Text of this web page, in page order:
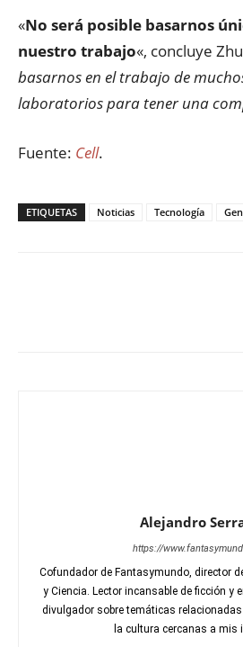
«No será posible basarnos
nuestro trabajo«, concluye
basarnos en el trabajo de
laboratorios para tener una
Fuente: Cell.
ETIQUETAS Noticias Tecnología
Alejandro
https://
Cofundador de Fantasymundo, director
y Ciencia. Lector incansable de ficción y
divulgador sobre temáticas
la cultura cercanas a mis